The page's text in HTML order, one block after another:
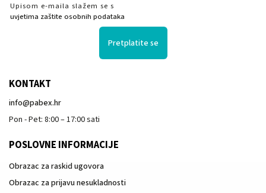
Upisom e-maila slažem se s
uvjetima zaštite osobnih podataka
Pretplatite se
KONTAKT
info@pabex.hr
Pon - Pet: 8:00 – 17:00 sati
POSLOVNE INFORMACIJE
Obrazac za raskid ugovora
Obrazac za prijavu nesukladnosti